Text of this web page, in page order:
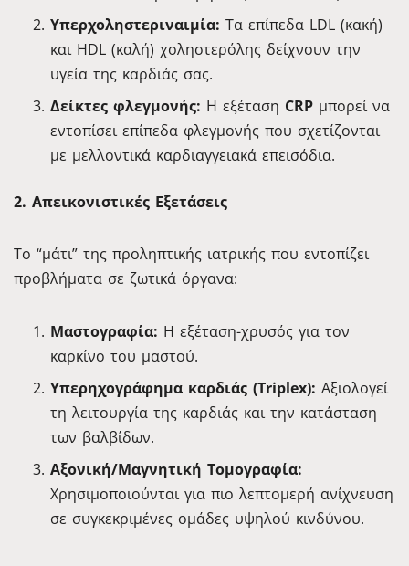
Υπερχοληστεριναιμία: Τα επίπεδα LDL (κακή)
και HDL (καλή) χοληστερόλης δείχνουν την
υγεία της καρδιάς σας.
Δείκτες φλεγμονής: Η εξέταση CRP μπορεί να
εντοπίσει επίπεδα φλεγμονής που σχετίζονται
με μελλοντικά καρδιαγγειακά επεισόδια.
2. Απεικονιστικές Εξετάσεις
Το “μάτι” της προληπτικής ιατρικής που εντοπίζει
προβλήματα σε ζωτικά όργανα:
Μαστογραφία: Η εξέταση-χρυσός για τον
καρκίνο του μαστού.
Υπερηχογράφημα καρδιάς (Triplex): Αξιολογεί
τη λειτουργία της καρδιάς και την κατάσταση
των βαλβίδων.
Αξονική/Μαγνητική Τομογραφία:
Χρησιμοποιούνται για πιο λεπτομερή ανίχνευση
σε συγκεκριμένες ομάδες υψηλού κινδύνου.